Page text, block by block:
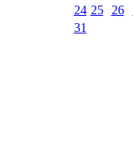
24 25 26
31